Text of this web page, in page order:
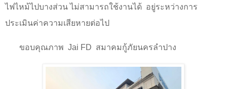
ไฟไหม้ไปบางส่วน ไม่สามารถใช้งานได้ อยู่ระหว่างการ
ประเมินค่าความเสียหายต่อไป
ขอบคุณภาพ Jai FD สมาคมกู้ภัยนครลำปาง